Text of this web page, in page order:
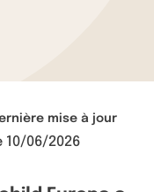
mise à jour
10/06/2026